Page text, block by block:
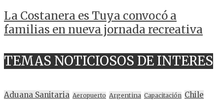
La Costanera es Tuya convocó a
familias en nueva jornada recreativa
TEMAS NOTICIOSOS DE INTERES
Aduana Sanitaria Aeropuerto Argentina Capacitación Chile